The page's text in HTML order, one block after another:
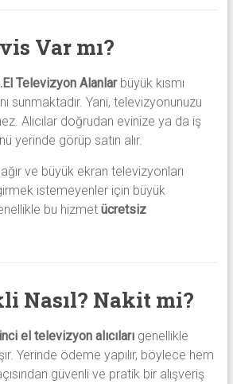
Var mı?
Televizyon Alanlarbüyük kısmı
sunmaktadır. Yani, televizyonunuzu
Alıcılar doğrudan evinize ya da iş
yerinde görüp satın alır.
ve büyük ekran televizyonları
istemeyenler için büyük
bu hizmet ücretsiz
Nasıl? Nakit mi?
el televizyon alıcılarıgenellikle
Yerinde ödeme yapılır, böylece hem
güvenli ve pratik bir alışveriş